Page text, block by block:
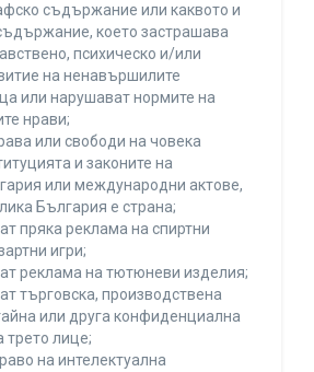
съдържание или каквото и
което застрашава
психическо и/или
на ненавършилите
или нарушават нормите на
нрави;
или свободи на човека
и законите на
или международни актове,
България е страна;
пряка реклама на спиртни
игри;
реклама на тютюневи изделия;
търговска, производствена
или друга конфиденциална
лице;
на интелектуална